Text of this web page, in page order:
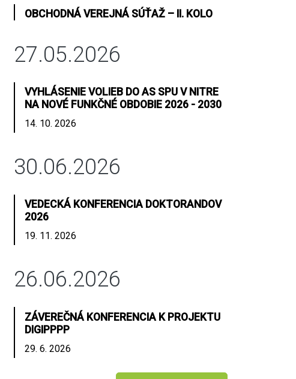
OBCHODNÁ VEREJNÁ SÚŤAŽ – II. KOLO
27.05.2026
VYHLÁSENIE VOLIEB DO AS SPU V NITRE
NA NOVÉ FUNKČNÉ OBDOBIE 2026 - 2030
14. 10. 2026
30.06.2026
VEDECKÁ KONFERENCIA DOKTORANDOV
2026
19. 11. 2026
26.06.2026
ZÁVEREČNÁ KONFERENCIA K PROJEKTU
DIGIPPPP
29. 6. 2026